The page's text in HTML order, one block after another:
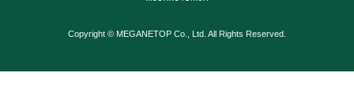
Copyright © MEGANETOP Co., Ltd. All Rights Reserved.